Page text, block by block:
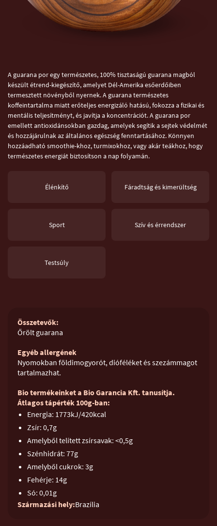
A guarana por egy természetes, 100% tisztaságú guarana magból
készült étrend-kiegészítő, amelyet Dél-Amerika esőerdőiben
termesztett növényből nyernek. A guarana természetes
koffeintartalma miatt erőteljes energizáló hatású, fokozza a fizikai és
mentális teljesítményt, és javítja a koncentrációt. A guarana por
emellett antioxidánsokban gazdag, amelyek segítik a sejtek védelmét
és hozzájárulnak az általános egészség fenntartásához. Könnyen
hozzáadható smoothie-khoz, turmixokhoz, vagy akár teákhoz, hogy
természetes energiát biztosítson a nap folyamán.
Élénkítő Fáradtság és kimerültség
Sport Szív és érrendszer
Testsúly
Összetevők:
Őrölt guarana
Egyéb allergének
Nyomokban földimogyorót, dióféléket és szezámmagot
tartalmazhat.
Bio termékeinket a Bio Garancia Kft. tanusítja.
Átlagos tápérték 100g-ban:
Energia: 1773kJ/420kcal
Zsír: 0,7g
Amelyből telített zsírsavak: <0,5g
Szénhidrát: 77g
Amelyből cukrok: 3g
Fehérje: 14g
Só: 0,01g
Származási hely:Brazília